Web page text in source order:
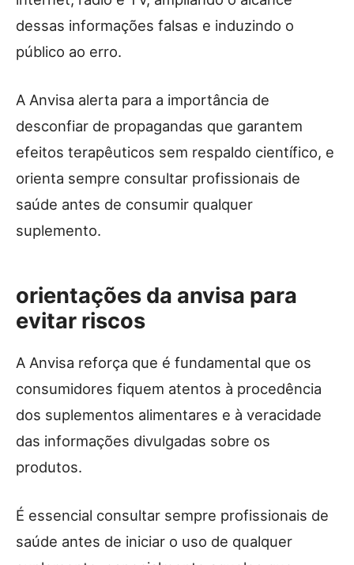
dessas informações falsas e induzindo o
público ao erro.
A Anvisa alerta para a importância de
desconfiar de propagandas que garantem
efeitos terapêuticos sem respaldo científico, e
orienta sempre consultar profissionais de
saúde antes de consumir qualquer
suplemento.
orientações da anvisa para
evitar riscos
A Anvisa reforça que é fundamental que os
consumidores fiquem atentos à procedência
dos suplementos alimentares e à veracidade
das informações divulgadas sobre os
produtos.
É essencial consultar sempre profissionais de
saúde antes de iniciar o uso de qualquer